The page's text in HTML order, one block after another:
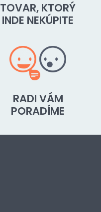
TOVAR, KTORÝ
INDE NEKÚPITE
RADI VÁM
PORADÍME